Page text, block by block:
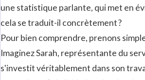
une statistique parlante, qui met en
cela se traduit-il concrètement ?
Pour bien comprendre, prenons
Imaginez Sarah, représentante du
s'investit véritablement dans son